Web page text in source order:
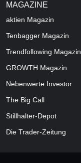
MAGAZINE
aktien Magazin
Tenbagger Magazin
Trendfollowing Magazin
GROWTH Magazin
Nebenwerte Investor
The Big Call
Stillhalter-Depot
Die Trader-Zeitung